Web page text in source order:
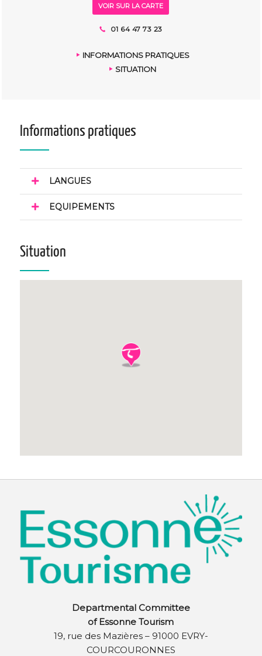
VOIR SUR LA CARTE
01 64 47 73 23
INFORMATIONS PRATIQUES
SITUATION
Informations pratiques
LANGUES
EQUIPEMENTS
Situation
Departmental Committee
of Essonne Tourism
19, rue des Mazières – 91000 EVRY-
COURCOURONNES